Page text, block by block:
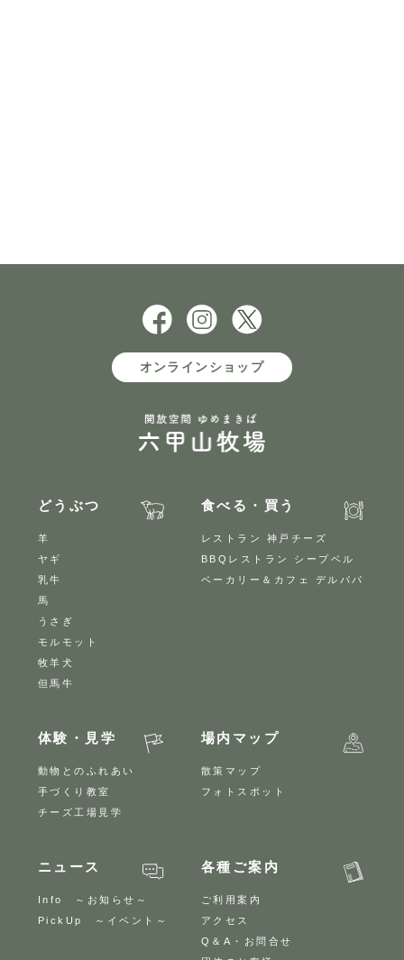
オンラインショップ
どうぶつ
羊
ヤギ
乳牛
馬
うさぎ
モルモット
牧羊犬
但馬牛
食べる・買う
レストラン 神戸チーズ
BBQレストラン シープベル
ベーカリー＆カフェ デルパパ
体験・見学
動物とのふれあい
手づくり教室
チーズ工場見学
場内マップ
散策マップ
フォトスポット
ニュース
Info ～お知らせ～
PickUp ～イベント～
各種ご案内
ご利用案内
アクセス
Q＆A・お問合せ